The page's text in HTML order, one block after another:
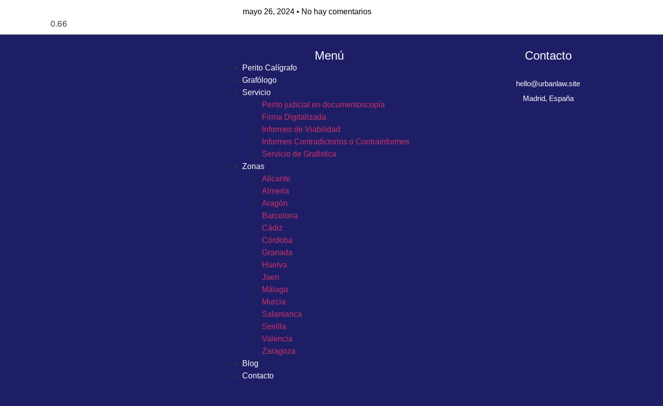
mayo 26, 2024 No hay comentarios
Menú
Perito Calígrafo
Grafólogo
Servicio
Perito judicial en documentoscopía
Firma Digitalizada
Informes de Viabilidad
Informes Contradictorios o Contrainformes
Servicio de Grafística
Zonas
Alicante
Almería
Aragón
Barcelona
Cádiz
Córdoba
Granada
Huelva
Jaen
Málaga
Murcia
Salamanca
Sevilla
Valencia
Zaragoza
Blog
Contacto
Contacto
hello@urbanlaw.site
Madrid, España